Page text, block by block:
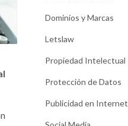
Dominios y Marcas
Letslaw
Propiedad Intelectual
Protección de Datos
Publicidad en Internet